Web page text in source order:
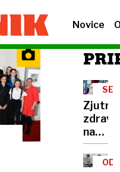
Novice
Zjutraj
zdrav,
nato
pa
starši